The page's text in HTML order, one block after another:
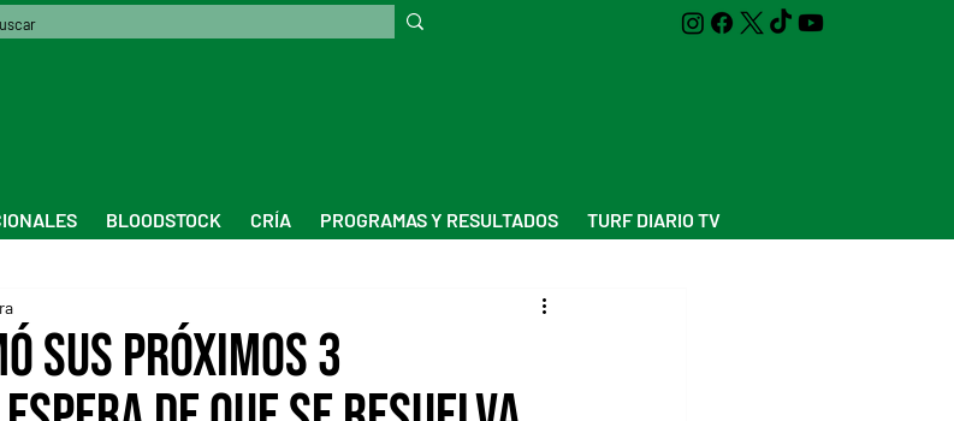
BLOODSTOCK CRÍA PROGRAMAS Y RESULTADOS TURF DIARIO TV
sus próximos 3